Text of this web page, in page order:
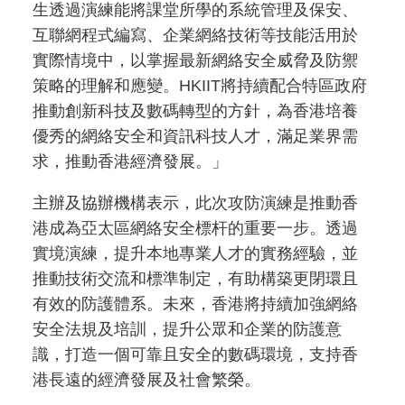
生透過演練能將課堂所學的系統管理及保安、
互聯網程式編寫、企業網絡技術等技能活用於
實際情境中，以掌握最新網絡安全威脅及防禦
策略的理解和應變。HKIIT將持續配合特區政府
推動創新科技及數碼轉型的方針，為香港培養
優秀的網絡安全和資訊科技人才，滿足業界需
求，推動香港經濟發展。」
主辦及協辦機構表示，此次攻防演練是推動香
港成為亞太區網絡安全標杆的重要一步。透過
實境演練，提升本地專業人才的實務經驗，並
推動技術交流和標準制定，有助構築更閉環且
有效的防護體系。未來，香港將持續加強網絡
安全法規及培訓，提升公眾和企業的防護意
識，打造一個可靠且安全的數碼環境，支持香
港長遠的經濟發展及社會繁榮。